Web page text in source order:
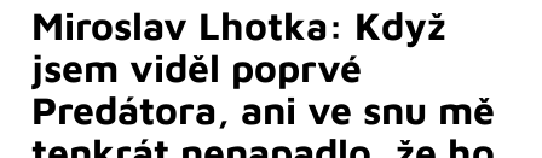
Miroslav Lhotka: Když
jsem viděl poprvé
Predátora, ani ve snu mě